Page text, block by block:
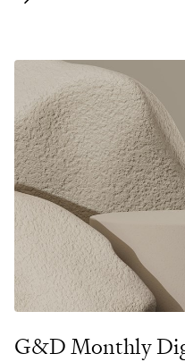
G&D Monthly